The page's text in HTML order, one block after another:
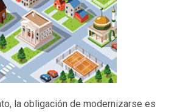
la obligación de modernizarse es